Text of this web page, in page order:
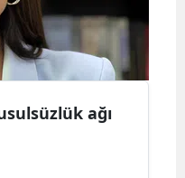
ağı